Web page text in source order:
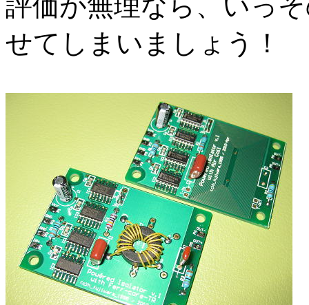
せてしまいましょう！